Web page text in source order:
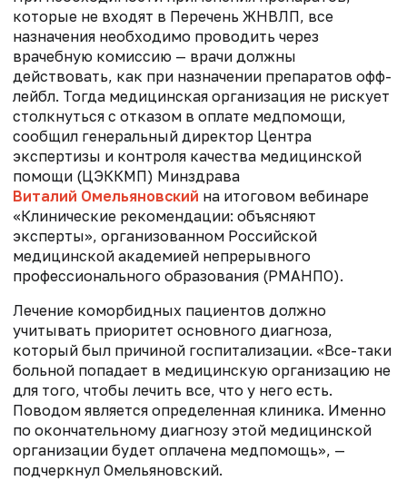
которые не входят в Перечень ЖНВЛП, все
назначения необходимо проводить через
врачебную комиссию — врачи должны
действовать, как при назначении препаратов офф-
лейбл. Тогда медицинская организация не рискует
столкнуться с отказом в оплате медпомощи,
сообщил генеральный директор Центра
экспертизы и контроля качества медицинской
помощи (ЦЭККМП) Минздрава
Виталий Омельяновский на итоговом вебинаре
«Клинические рекомендации: объясняют
эксперты», организованном Российской
медицинской академией непрерывного
профессионального образования (РМАНПО).
Лечение коморбидных пациентов должно
учитывать приоритет основного диагноза,
который был причиной госпитализации. «Все-таки
больной попадает в медицинскую организацию не
для того, чтобы лечить все, что у него есть.
Поводом является определенная клиника. Именно
по окончательному диагнозу этой медицинской
организации будет оплачена медпомощь», —
подчеркнул Омельяновский.